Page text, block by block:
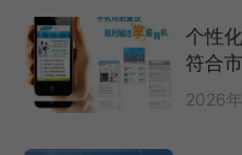
个性
符合
2026